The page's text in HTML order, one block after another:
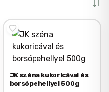
JK széna kukoricával és
borsópehellyel 500g